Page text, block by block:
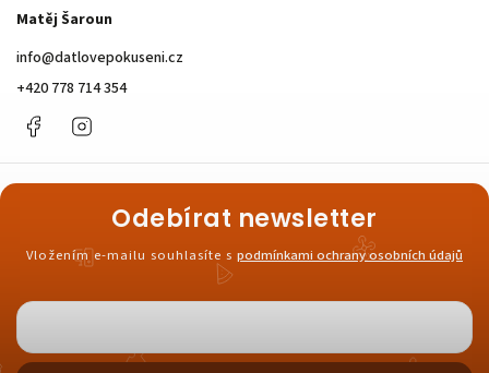
Matěj Šaroun
info@datlovepokuseni.cz
+420 778 714 354
Facebook
Odebírat newsletter
Vložením e-mailu souhlasíte s podmínkami ochrany osobních údajů